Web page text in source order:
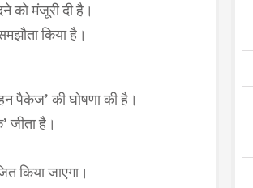
को मंजूरी दी है।
किया है।
पैकेज’ की घोषणा की है।
जीता है।
किया जाएगा।